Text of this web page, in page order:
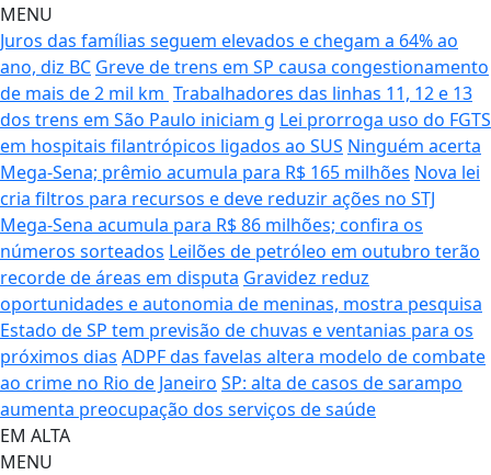
MENU
Juros das famílias seguem elevados e chegam a 64% ao
ano, diz BC Greve de trens em SP causa congestionamento
de mais de 2 mil km Trabalhadores das linhas 11, 12 e 13
dos trens em São Paulo iniciam g Lei prorroga uso do FGTS
em hospitais filantrópicos ligados ao SUS Ninguém acerta
Mega-Sena; prêmio acumula para R$ 165 milhões Nova lei
cria filtros para recursos e deve reduzir ações no STJ
Mega-Sena acumula para R$ 86 milhões; confira os
números sorteados Leilões de petróleo em outubro terão
recorde de áreas em disputa Gravidez reduz
oportunidades e autonomia de meninas, mostra pesquisa
Estado de SP tem previsão de chuvas e ventanias para os
próximos dias ADPF das favelas altera modelo de combate
ao crime no Rio de Janeiro SP: alta de casos de sarampo
aumenta preocupação dos serviços de saúde
EM ALTA
MENU